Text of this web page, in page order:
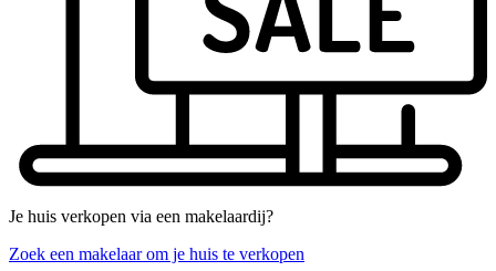
Je huis verkopen via een makelaardij?
Zoek een makelaar om je huis te verkopen